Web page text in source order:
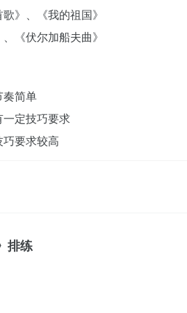
》、《我的祖国》
《伏尔加船夫曲》
奏简单
一定技巧要求
要求较高
排练